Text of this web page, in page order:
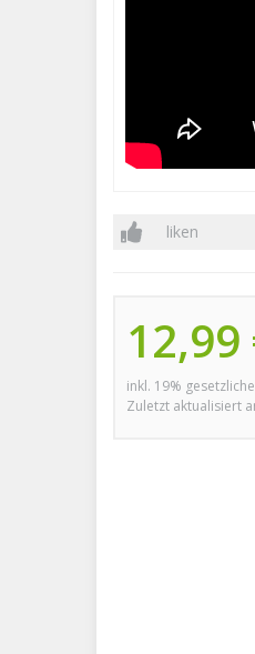
liken
12,99
inkl. 19%
Zuletzt aktualisiert